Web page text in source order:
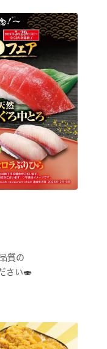
質の
さい🍣